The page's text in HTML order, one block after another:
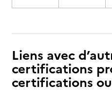
Liens avec
certifications
certifications